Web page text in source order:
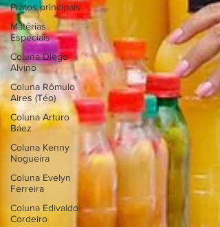
Pratos principais
Matérias
Especiais
Coluna Diego
Alvino
Coluna Rômulo
Aires (Téo)
Coluna Arturo
Báez
Coluna Kenny
Nogueira
Coluna Evelyn
Ferreira
Coluna Edivaldo
Cordeiro